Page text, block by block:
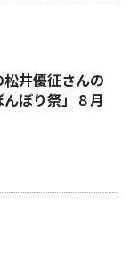
松井優征さんの
ぼり祭」８月